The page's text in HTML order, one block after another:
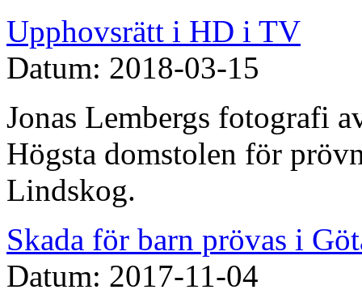
Upphovsrätt i HD i TV
Datum: 2018-03-15
Jonas Lembergs fotografi
Högsta domstolen för
Lindskog.
Skada för barn prövas i
Datum: 2017-11-04